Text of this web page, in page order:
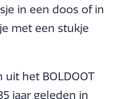
in een doos of in
met een stukje
het BOLDOOT
jaar geleden in